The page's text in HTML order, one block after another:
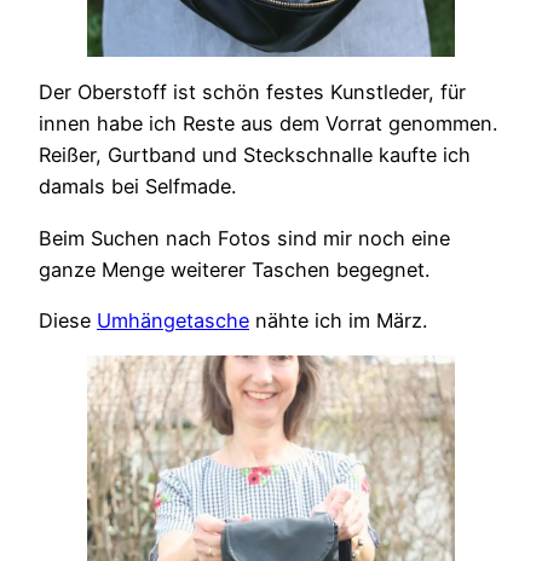
Der Oberstoff ist schön festes Kunstleder, für
innen habe ich Reste aus dem Vorrat genommen.
Reißer, Gurtband und Steckschnalle kaufte ich
damals bei Selfmade.
Beim Suchen nach Fotos sind mir noch eine
ganze Menge weiterer Taschen begegnet.
Diese Umhängetasche nähte ich im März.